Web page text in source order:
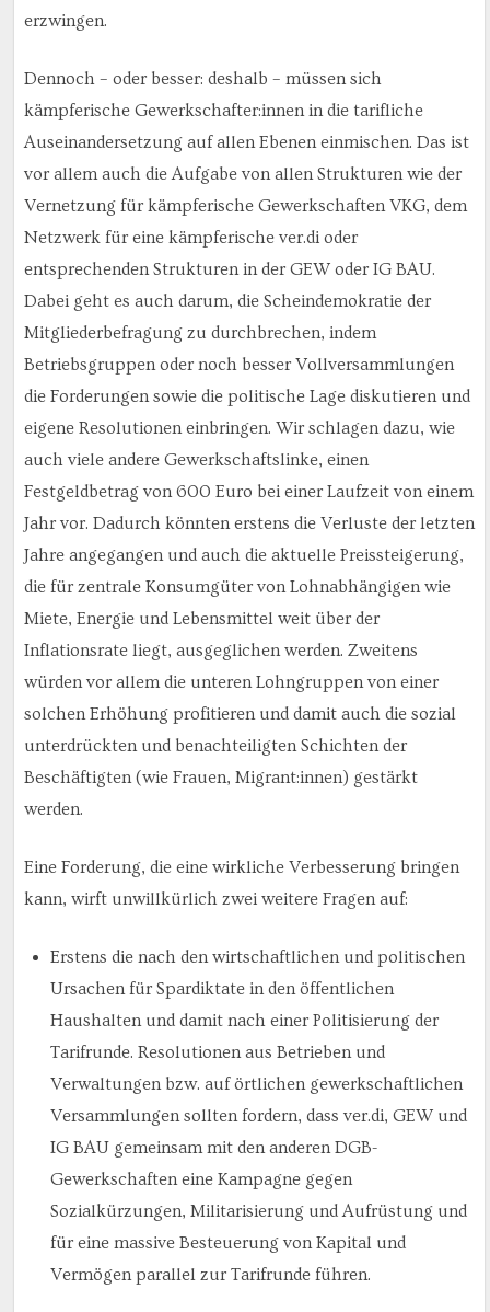
erzwingen.
Dennoch – oder besser: deshalb – müssen sich
kämpferische Gewerkschafter:innen in die tarifliche
Auseinandersetzung auf allen Ebenen einmischen. Das ist
vor allem auch die Aufgabe von allen Strukturen wie der
Vernetzung für kämpferische Gewerkschaften VKG, dem
Netzwerk für eine kämpferische ver.di oder
entsprechenden Strukturen in der GEW oder IG BAU.
Dabei geht es auch darum, die Scheindemokratie der
Mitgliederbefragung zu durchbrechen, indem
Betriebsgruppen oder noch besser Vollversammlungen
die Forderungen sowie die politische Lage diskutieren und
eigene Resolutionen einbringen. Wir schlagen dazu, wie
auch viele andere Gewerkschaftslinke, einen
Festgeldbetrag von 600 Euro bei einer Laufzeit von einem
Jahr vor. Dadurch könnten erstens die Verluste der letzten
Jahre angegangen und auch die aktuelle Preissteigerung,
die für zentrale Konsumgüter von Lohnabhängigen wie
Miete, Energie und Lebensmittel weit über der
Inflationsrate liegt, ausgeglichen werden. Zweitens
würden vor allem die unteren Lohngruppen von einer
solchen Erhöhung profitieren und damit auch die sozial
unterdrückten und benachteiligten Schichten der
Beschäftigten (wie Frauen, Migrant:innen) gestärkt
werden.
Eine Forderung, die eine wirkliche Verbesserung bringen
kann, wirft unwillkürlich zwei weitere Fragen auf:
Erstens die nach den wirtschaftlichen und politischen
Ursachen für Spardiktate in den öffentlichen
Haushalten und damit nach einer Politisierung der
Tarifrunde. Resolutionen aus Betrieben und
Verwaltungen bzw. auf örtlichen gewerkschaftlichen
Versammlungen sollten fordern, dass ver.di, GEW und
IG BAU gemeinsam mit den anderen DGB-
Gewerkschaften eine Kampagne gegen
Sozialkürzungen, Militarisierung und Aufrüstung und
für eine massive Besteuerung von Kapital und
Vermögen parallel zur Tarifrunde führen.